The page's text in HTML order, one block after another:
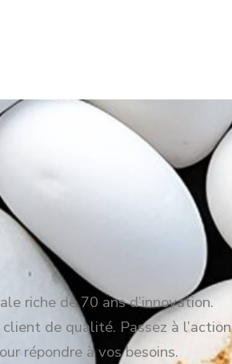
riche de 70 ans d’innovation.
de qualité. Passez à l’action
répondre à vos besoins.